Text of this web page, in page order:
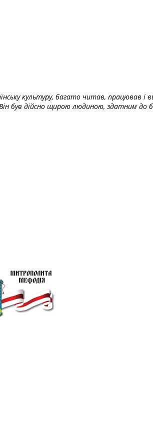
культуру, багато читав, працював і
був дійсно щирою людиною, здатним до